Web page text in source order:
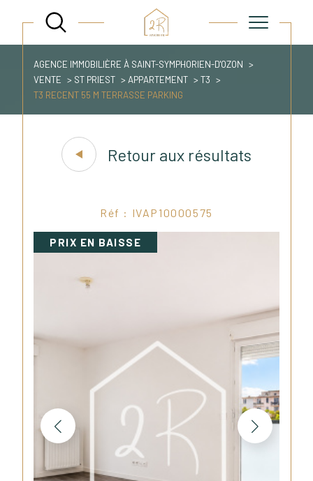
AGENCE IMMOBILIÈRE À SAINT-SYMPHORIEN-D'OZON
VENTE
ST PRIEST APPARTEMENT
T3
T3 RECENT 55 M TERRASSE PARKING
Retour aux résultats
Réf : IVAP10000575
PRIX EN BAISSE